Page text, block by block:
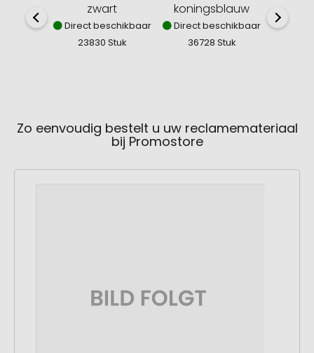
zwart
Direct beschikbaar
23830 Stuk
koningsblauw
Direct beschikbaar
36728 Stuk
Zo eenvoudig bestelt u uw reclamemateriaal
bij Promostore